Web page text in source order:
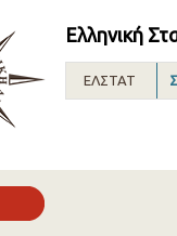
Ελληνική
ΕΛΣΤΑΤ